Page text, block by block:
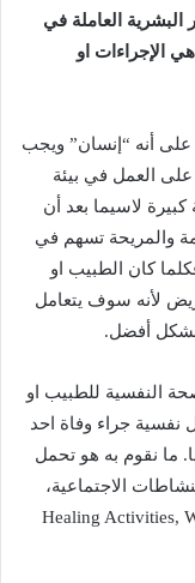
البشرية العاملة في
هي الإجراءات او
على أنه “ إنسان” ويجب
على العمل في بيئة
كبيرة لاسيما بعد
أن
والمريحة تسهم في
كان الطبيب
او
لأنه سوف يتعامل
أفضل.
النفسية للطبيب
او
نفسية جراء وفاة احد
. ما نقوم به هو تحمل
الاجتماعية،
(Healing Activities,